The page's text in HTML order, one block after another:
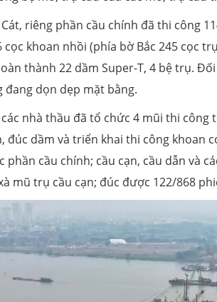
riêng phần cầu chính đã thi công
cọc khoan nhồi (phía bờ Bắc 245 cọc
thành 22 dầm Super-T, 4 bệ trụ.
đang dọn dẹp mặt bằng.
nhà thầu đã tổ chức 4 mũi thi
đúc dầm và triển khai thi công khoan
phần cầu chính; cầu cạn, cầu dẫn và
mũ trụ cầu cạn; đúc được 122/868